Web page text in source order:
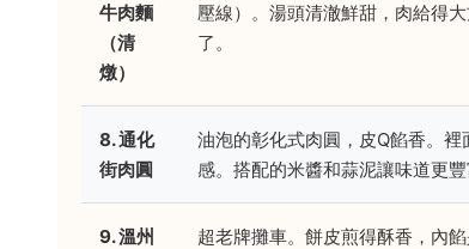
牛肉麵
（清
燉）
壓線）。湯頭清澈鮮甜，肉給得
了。
8. 通化
街肉圓
油泡的彰化式肉圓，皮Q餡香。
感。搭配的米醬和蒜泥讓味道更豐
9. 溫州
超老牌攤車。餅皮煎得酥香，內